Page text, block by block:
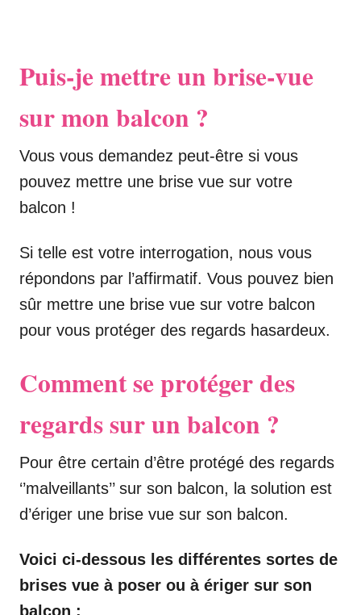
Puis-je mettre un brise-vue
sur mon balcon ?
Vous vous demandez peut-être si vous
pouvez mettre une brise vue sur votre
balcon !
Si telle est votre interrogation, nous vous
répondons par l’affirmatif. Vous pouvez bien
sûr mettre une brise vue sur votre balcon
pour vous protéger des regards hasardeux.
Comment se protéger des
regards sur un balcon ?
Pour être certain d’être protégé des regards
‘’malveillants’’ sur son balcon, la solution est
d’ériger une brise vue sur son balcon.
Voici ci-dessous les différentes sortes de
brises vue à poser ou à ériger sur son
balcon :